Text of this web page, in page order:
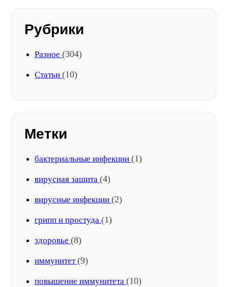
Рубрики
Разное (304)
Статьи (10)
Метки
бактериальные инфекции (1)
вирусная защита (4)
вирусные инфекции (2)
грипп и простуда (1)
здоровье (8)
иммунитет(9)
повышение иммунитета (10)